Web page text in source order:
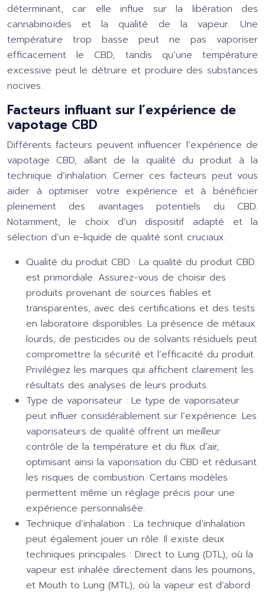
déterminant, car elle influe sur la libération des
cannabinoïdes et la qualité de la vapeur. Une
température trop basse peut ne pas vaporiser
efficacement le CBD, tandis qu’une température
excessive peut le détruire et produire des substances
nocives.
Facteurs influant sur l’expérience de
vapotage CBD
Différents facteurs peuvent influencer l’expérience de
vapotage CBD, allant de la qualité du produit à la
technique d’inhalation. Cerner ces facteurs peut vous
aider à optimiser votre expérience et à bénéficier
pleinement des avantages potentiels du CBD.
Notamment, le choix d’un dispositif adapté et la
sélection d’un e-liquide de qualité sont cruciaux.
Qualité du produit CBD : La qualité du produit CBD
est primordiale. Assurez-vous de choisir des
produits provenant de sources fiables et
transparentes, avec des certifications et des tests
en laboratoire disponibles. La présence de métaux
lourds, de pesticides ou de solvants résiduels peut
compromettre la sécurité et l’efficacité du produit.
Privilégiez les marques qui affichent clairement les
résultats des analyses de leurs produits.
Type de vaporisateur : Le type de vaporisateur
peut influer considérablement sur l’expérience. Les
vaporisateurs de qualité offrent un meilleur
contrôle de la température et du flux d’air,
optimisant ainsi la vaporisation du CBD et réduisant
les risques de combustion. Certains modèles
permettent même un réglage précis pour une
expérience personnalisée.
Technique d’inhalation : La technique d’inhalation
peut également jouer un rôle. Il existe deux
techniques principales : Direct to Lung (DTL), où la
vapeur est inhalée directement dans les poumons,
et Mouth to Lung (MTL), où la vapeur est d’abord